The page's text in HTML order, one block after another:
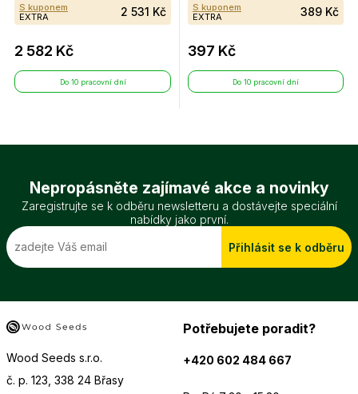
S kuponem
EXTRA
2 531 Kč
2 582 Kč
Do 10 pracovní dní
S kuponem
EXTRA
389 Kč
397 Kč
Do 10 pracovní dní
Nepropásněte zajímavé akce a novinky
Zaregistrujte se k odběru newsletteru a dostávejte speciální
nabídky jako první.
Přihlásit se k odběru
Wood Seeds s.r.o.
č. p. 123, 338 24 Břasy
Potřebujete poradit?
+420 602 484 667